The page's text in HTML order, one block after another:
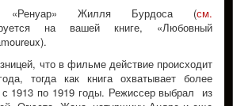
Жилля Бурдоса (см.
на вашей книге, «Любовный
что в фильме действие происходит
тогда как книга охватывает более
1913 по 1919 годы. Режиссер выбрал из